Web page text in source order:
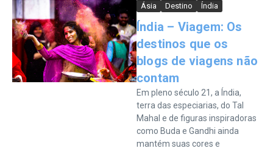
Ásia Destino Índia
Índia – Viagem: Os
destinos que os
blogs de viagens não
contam
Em pleno século 21, a Índia,
terra das especiarias, do Tal
Mahal e de figuras inspiradoras
como Buda e Gandhi ainda
mantém suas cores e